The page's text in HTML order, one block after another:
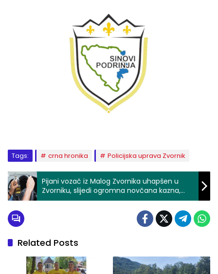
Tags: crna hronika Policijska uprava Zvornik
Pijani vozač iz Malog Zvornika uhapšen u
Zvorniku, slijedi ogromna novčana kazna,
oduzimanje vozačke…
Related Posts